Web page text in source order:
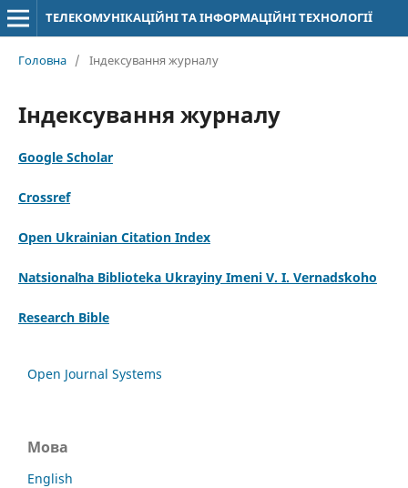
ТЕЛЕКОМУНІКАЦІЙНІ ТА ІНФОРМАЦІЙНІ ТЕХНОЛОГІЇ
Головна / Індексування журналу
Індексування журналу
Google Scholar
Crossref
Open Ukrainian Citation Index
Natsionalʹna Biblioteka Ukrayiny Imeni V. I. Vernadsʹkoho
Research Bible
Open Journal Systems
Мова
English